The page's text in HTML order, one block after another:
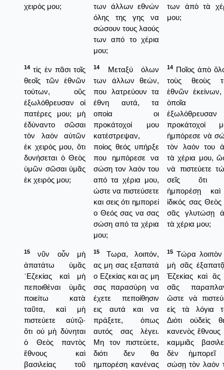
χειρός μου;
των άλλων εθνών
όλης της γης να
σώσουν τους λαούς
των από το χέρια
μου;
των ἀπὸ τὰ
μου;
14 τίς ἐν πᾶσι τοῖς
θεοῖς τῶν ἐθνῶν
τούτων, οὓς
ἐξωλόθρευσαν οἱ
πατέρες μου; μὴ
ἐδύναντο σῶσαι
τὸν λαὸν αὐτῶν
ἐκ χειρός μου, ὅτι
δυνήσεται ὁ Θεὸς
ὑμῶν σῶσαι ὑμᾶς
ἐκ χειρός μου;
14
Μεταξύ όλων
των άλλων θεών,
που λατρεύουν τα
έθνη αυτά, τα
οποία οι
προκάτοχοί μου
κατέστρεψαν,
ποίος θεός υπήρξε
που ημπόρεσε να
σώση τον λαόν του
από τα χέρια μου,
ώστε να πιστεύσετε
και σεις ότι ημπορεί
ο Θεός σας να σας
σώση από τα χέρια
μου;
14 Ποῖος ἀπὸ
τοὺς θεοὺς
ἐθνῶν
ὁποῖα
ἐξωλόθρευσαν
προκάτοχοί
ἠμπόρεσε νὰ
τὸν λαόν του
τὰ χέρια μου,
νὰ πιστεύετε
σεῖς ὅτι
ἠμπορέσῃ
ἰδικός σας
σᾶς γλυτώσῃ
τὰ χέρια μου;
15
νῦν οὖν μὴ
ἀπατάτω ὑμᾶς
᾿Εζεκίας καὶ μὴ
πεποιθέναι ὑμᾶς
ποιείτω κατὰ
ταῦτα, καὶ μὴ
πιστεύετε αὐτῷ·
ὅτι οὐ μὴ δύνηται
ὁ Θεὸς παντὸς
ἔθνους καὶ
βασιλείας τοῦ
15
Τωρα, λοιπόν,
ας μη σας εξαπατά
ο Εζεκίας και ας μη
σας παρασύρη να
έχετε πεποίθησιν
εις αυτά και να
πράξετε, όπως
αυτός σας λέγει.
Μη τον πιστεύετε,
διότι δεν θα
ημπορέση κανένας
15 Τώρα
μὴ σᾶς
Ἐζεκίας καὶ
σᾶς
ὥστε νὰ
εἰς τὰ λόγια
Διότι οὐδεὶς
κανενὸς ἔθνους
καμμιᾶς
δὲν ἠμπορεῖ
σώσῃ τὸν λαόν